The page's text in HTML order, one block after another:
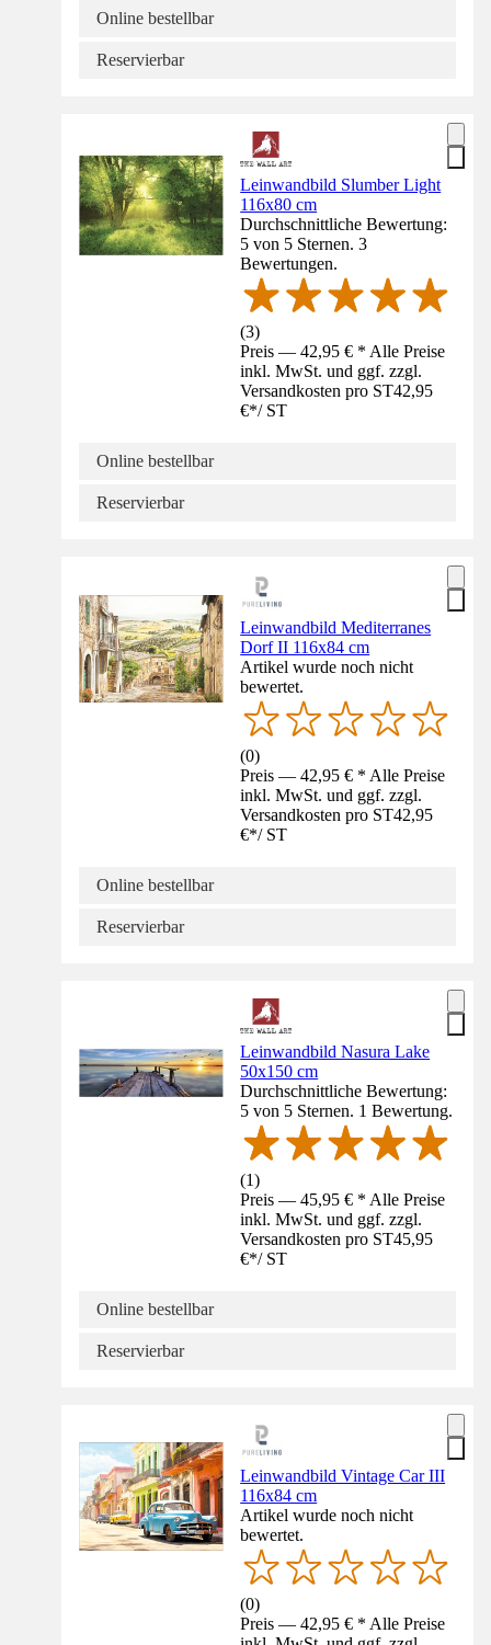
Online bestellbar
Reservierbar
Leinwandbild Slumber Light
116x80 cm
Durchschnittliche Bewertung:
5 von 5 Sternen. 3
Bewertungen.
(3)
Preis — 42,95 € * Alle Preise
inkl. MwSt. und ggf. zzgl.
Versandkosten pro ST42,95
€*/ ST
Online bestellbar
Reservierbar
Leinwandbild Mediterranes
Dorf II 116x84 cm
Artikel wurde noch nicht
bewertet.
(0)
Preis — 42,95 € * Alle Preise
inkl. MwSt. und ggf. zzgl.
Versandkosten pro ST42,95
€*/ ST
Online bestellbar
Reservierbar
Leinwandbild Nasura Lake
50x150 cm
Durchschnittliche Bewertung:
5 von 5 Sternen. 1 Bewertung.
(1)
Preis — 45,95 € * Alle Preise
inkl. MwSt. und ggf. zzgl.
Versandkosten pro ST45,95
€*/ ST
Online bestellbar
Reservierbar
Leinwandbild Vintage Car III
116x84 cm
Artikel wurde noch nicht
bewertet.
(0)
Preis — 42,95 € * Alle Preise